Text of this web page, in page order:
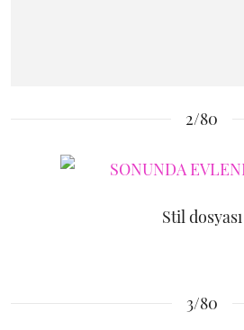
2/80
Stil dosyası
3/80